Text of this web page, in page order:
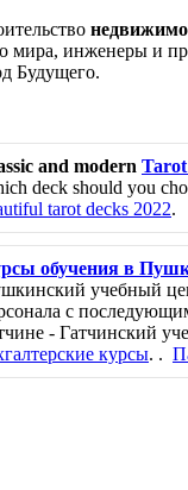
мира, инженеры и
Будущего.
and modern
deck should you
tarot decks 2022.
обучения в
учебный
с
- Гатчинский
курсы. .